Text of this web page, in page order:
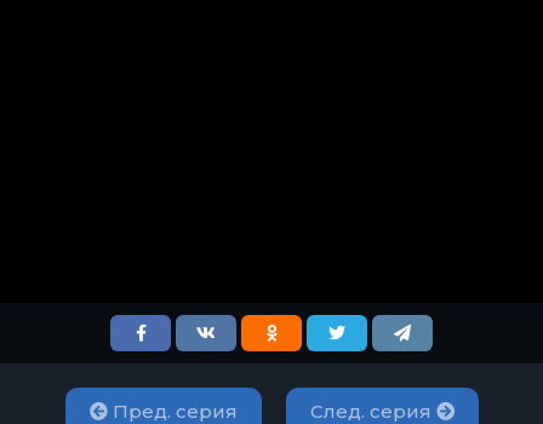
Пред. серия След. серия